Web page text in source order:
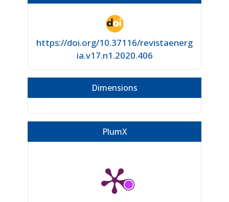
https://doi.org/10.37116/revistaenerg
ia.v17.n1.2020.406
Dimensions
PlumX